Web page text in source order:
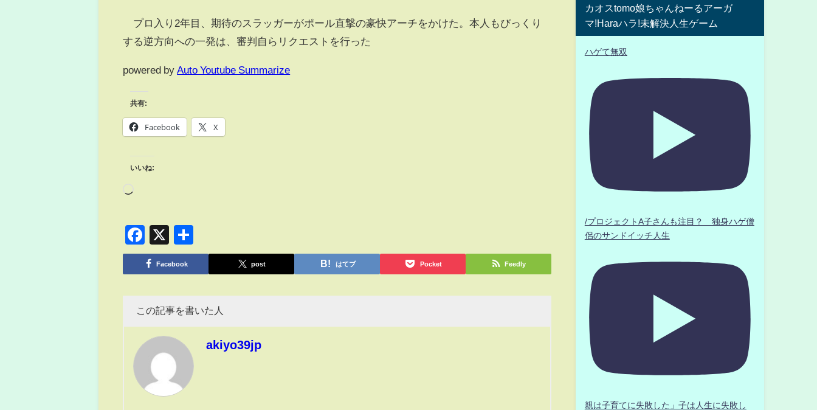
プロ入り2年目、期待のスラッガーがポール直撃の豪快アーチをかけた。本人もびっくり
する逆方向への一発は、審判自らリクエストを行った
powered by Auto Youtube Summarize
共有:
Facebook X
いいね:
Facebook
X
有
Facebook post はてブ Pocket Feedly
この記事を書いた人
akiyo39jp
カオスtomo娘ちゃんねーるアーガ
マ!Haraハラ!未解決人生ゲーム
ハゲて無双
/プロジェクトA子さんも注目？ 独身ハゲ僧
侶のサンドイッチ人生
親は子育てに失敗した」子は人生に失敗し